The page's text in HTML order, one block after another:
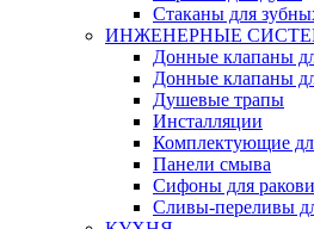
Стаканы для
ИНЖЕНЕРНЫЕ
Донные клапаны
Донные клапаны
Душевые трапы
Инсталляции
Комплектующие
Панели смыва
Сифоны для
Сливы-переливы